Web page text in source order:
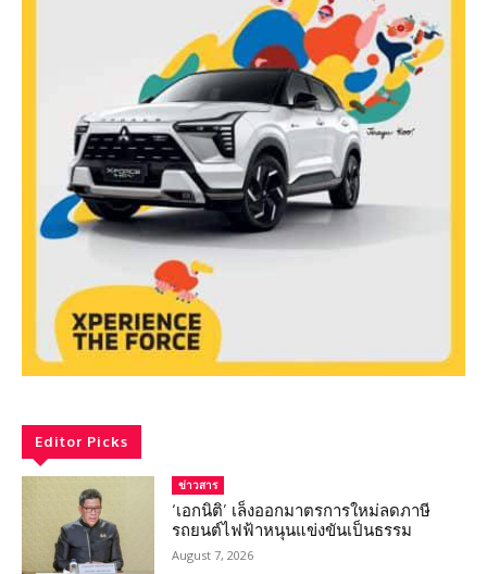
Editor Picks
ข่าวสาร
‘เอกนิติ’ เล็งออกมาตรการใหม่ลดภาษี
รถยนต์ไฟฟ้าหนุนแข่งขันเป็นธรรม
August 7, 2026